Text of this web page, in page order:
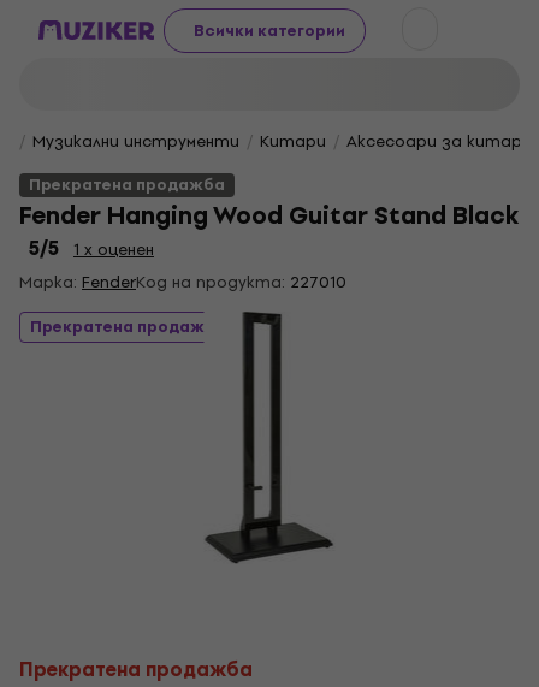
Всички категории
Музикални инструменти Китари
Аксесоари за китара
Прекратена продажба
Fender Hanging Wood Guitar Stand Black
5/5
1 x оценен
Марка: FenderКод на продукта: 227010
Прекратена продажба
Прекратена продажба